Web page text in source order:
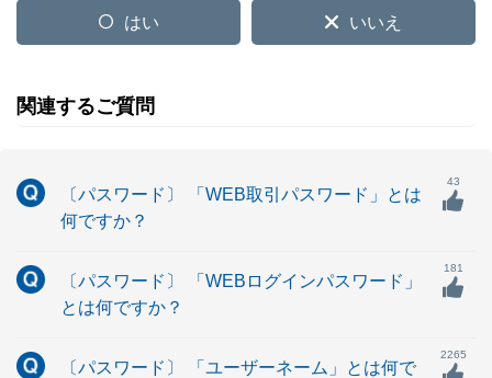
はい いいえ
関連するご質問
〔パスワード〕 「WEB取引パスワード」とは
何ですか？
43
〔パスワード〕 「WEBログインパスワード」
とは何ですか？
181
〔パスワード〕 「ユーザーネーム」とは何で
2265